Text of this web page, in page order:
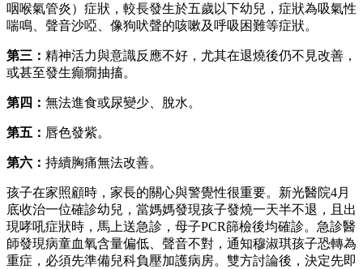
咽喉氣管炎）症狀，較長發生於五歲以下幼兒，症狀為吸氣性
喘鳴、聲音沙啞、像狗吠聲的咳嗽及呼吸困難等症狀。
第三： 精神活力與意識反應不好，尤其在退燒後仍不見改善，
或甚至發生癲癇抽搐。
第四： 無法進食或尿變少、脫水。
第五： 唇色發紫。
第六： 持續胸痛無法改善。
孩子在家照顧時，家長的關心與警覺性很重要。新光醫院4月
底收治一位確診幼兒，當媽媽發現孩子發燒一天半不退，且出
現哮吼症狀時，馬上送急診，母子PCR篩檢後均確診。急診醫
師發現病童血氧含量偏低、聲音不對，通知穆淑琪孩子恐轉為
重症，必須先準備兒科負壓加護病房。雙方討論後，決定先即